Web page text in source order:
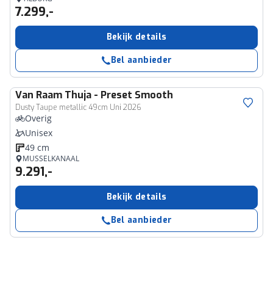
7.299,-
Bekijk details
Bel aanbieder
Van Raam Thuja - Preset Smooth
Dusty Taupe metallic 49cm Uni 2026
Overig
Unisex
49 cm
MUSSELKANAAL
9.291,-
Bekijk details
Bel aanbieder